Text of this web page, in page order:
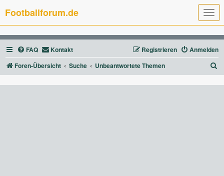
T
o
g
g
l
e
n
a
g
Footballforum.de
FAQ Kontakt Anmelden
Registrieren
Foren-Übersicht
Suche Unbeantwortete Themen
u